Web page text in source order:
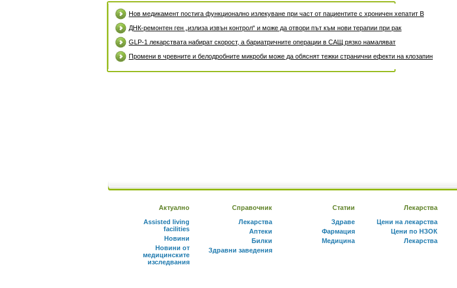
Нов медикамент постига функционално излекуване при част от пациентите с хроничен хепатит B
ДНК-ремонтен ген „излиза извън контрол“ и може да отвори път към нови терапии при рак
GLP-1 лекарствата набират скорост, а бариатричните операции в САЩ рязко намаляват
Промени в чревните и белодробните микроби може да обяснят тежки странични ефекти на клозапин
Актуално
Assisted living
facilities
Новини
Новини от
медицинските
изследвания
Справочник
Лекарства
Аптеки
Билки
Здравни заведения
Статии
Здраве
Фармация
Медицина
Лекарства
Цени на лекарства
Цени по НЗОК
Лекарства